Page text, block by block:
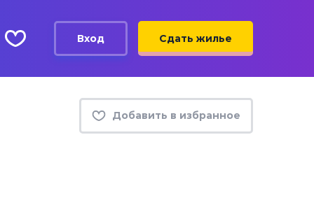
Вход Сдать жилье
Добавить в избранное